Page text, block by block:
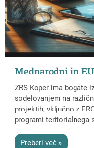
Mednarodni in
ZRS Koper ima bogate
sodelovanjem na
projektih, vključno z
programi teritorialnega
Preberi več »